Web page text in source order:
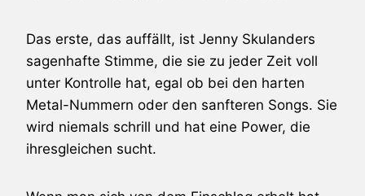
Das erste, das auffällt, ist Jenny Skulanders
sagenhafte Stimme, die sie zu jeder Zeit voll
unter Kontrolle hat, egal ob bei den harten
Metal-Nummern oder den sanfteren Songs. Sie
wird niemals schrill und hat eine Power, die
ihresgleichen sucht.